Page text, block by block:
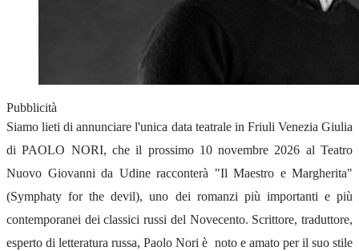
Pubblicità
Siamo lieti di annunciare l'unica data teatrale in Friuli Venezia Giulia
di PAOLO NORI, che il prossimo 10 novembre 2026 al Teatro
Nuovo Giovanni da Udine racconterà "Il Maestro e Margherita"
(Symphaty for the devil), uno dei romanzi più importanti e più
contemporanei dei classici russi del Novecento. Scrittore, traduttore,
esperto di letteratura russa, Paolo Nori è noto e amato per il suo stile